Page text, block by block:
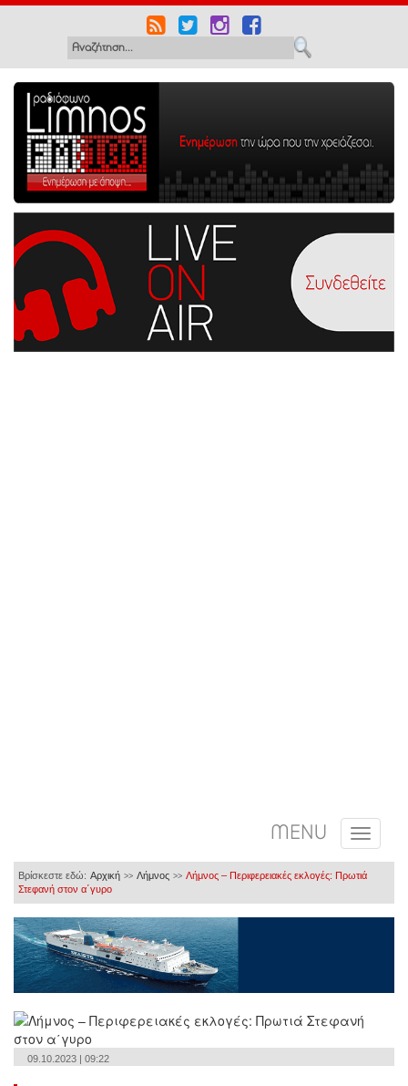
MENU
Βρίσκεστε εδώ: Αρχική >> Λήμνος >> Λήμνος – Περιφερειακές εκλογές: Πρωτιά
Στεφανή στον α΄γυρο
09.10.2023 | 09:22